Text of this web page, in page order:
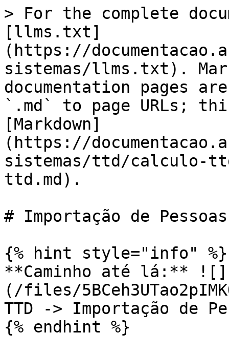
> For the complete
[llms.txt]
(https://
sistemas/llms.txt).
documentation pages
`.md` to page URLs;
[Markdown]
(https://
sistemas/ttd/calculo-
ttd.md).
# Importação de Pessoas
{% hint style="info" %}
**Caminho até lá:** ![]
(/files/
TTD -> Importação de
{% endhint %}